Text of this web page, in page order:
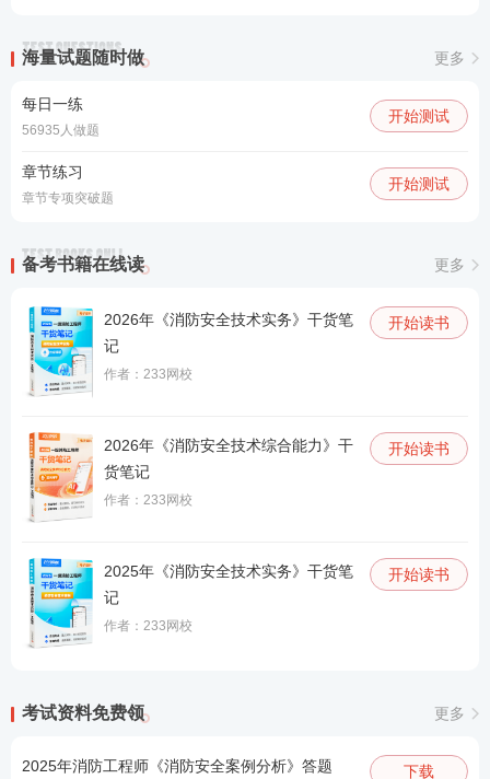
海量试题随时做 更多
每日一练
56935人做题
开始测试
章节练习
章节专项突破题
开始测试
备考书籍在线读 更多
2026年《消防安全技术实务》干货笔
记
作者：233网校
开始读书
2026年《消防安全技术综合能力》干
货笔记
作者：233网校
开始读书
2025年《消防安全技术实务》干货笔
记
作者：233网校
开始读书
考试资料免费领 更多
2025年消防工程师《消防安全案例分析》答题 下载